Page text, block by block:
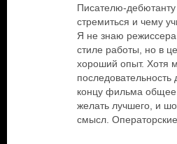
Писателю-
стремиться и чему
Я не знаю режиссера
стиле работы, но в
хороший опыт. Хотя
последовательность
концу фильма общее
желать лучшего, и
смысл.